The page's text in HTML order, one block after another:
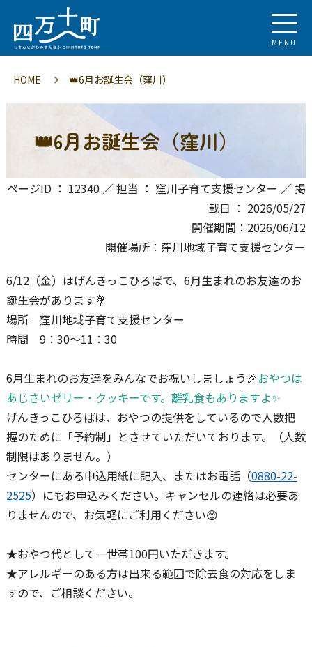
MENU
HOME 👑6月お誕生会（窪川）
👑6月お誕生会（窪川）
ページID ： 12340 ／ 担当 ： 窪川子育て支援センター ／ 掲
載日 ： 2026/05/27
開催期間：2026/06/12
開催場所：窪川地域子育て支援センター
6/12（金）はげんきっこひろばで、6月生まれのお友達のお
誕生会があります💐
場所 窪川地域子育て支援センター
時間 9：30～11：30
6月生まれのお友達をみんなでお祝いしましょう🎉おやつは
あじさいゼリー・クッキーです。離乳食もありますよ✨
げんきっこひろばは、おやつの提供をしているので人数把
握のために「予約制」とさせていただいております。（人数
制限はありません。）
センターにある申込用紙に記入、またはお電話（0880-22-
2525）にもお申込みください。キャンセルの連絡は必要あ
りませんので、お気軽にご利用ください😊
★おやつ代として一世帯100円いただきます。
★アレルギーのある方は出来る範囲で除去食の対応をしま
すので、ご相談ください。